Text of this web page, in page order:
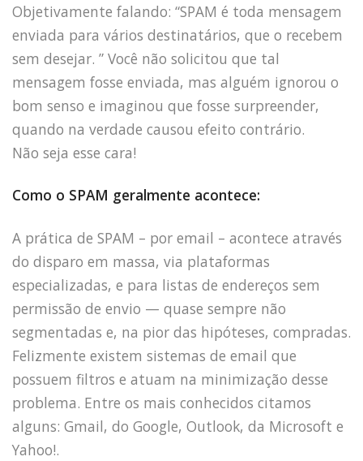
HOME
BLOG
DEPOIMENTOS
CONTATO
Objetivamente falando: “SPAM é toda mensagem
enviada para vários destinatários, que o recebem
sem desejar. ” Você não solicitou que tal
mensagem fosse enviada, mas alguém ignorou o
bom senso e imaginou que fosse surpreender,
quando na verdade causou efeito contrário.
Não seja esse cara!
Como o SPAM geralmente acontece:
A prática de SPAM – por email – acontece através
do disparo em massa, via plataformas
especializadas, e para listas de endereços sem
permissão de envio — quase sempre não
segmentadas e, na pior das hipóteses, compradas.
Felizmente existem sistemas de email que
possuem filtros e atuam na minimização desse
problema. Entre os mais conhecidos citamos
alguns: Gmail, do Google, Outlook, da Microsoft e
Yahoo!.